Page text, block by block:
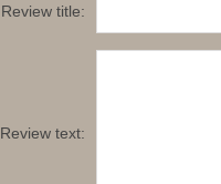
Review title:
Review text: